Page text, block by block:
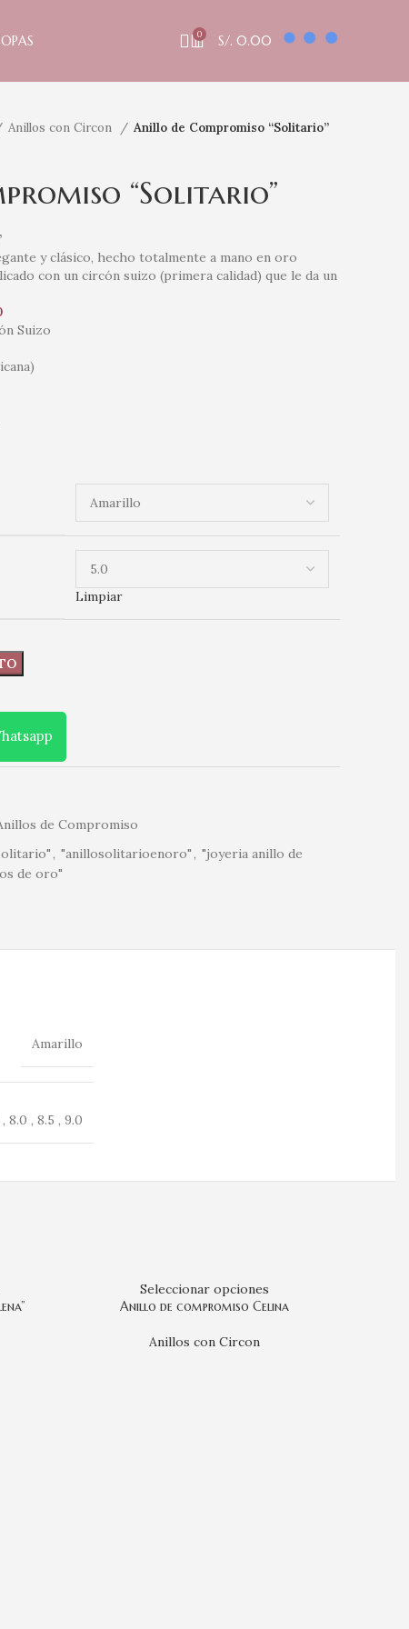
0 S/. 0.00
Anillos con Circon Anillo de Compromiso “Solitario”
“Solitario”
y clásico, hecho totalmente a mano en oro
con un circón suizo (primera calidad) que le da un
Suizo
Limpiar
de Compromiso
, "anillosolitarioenoro", "joyeria anillo de
de oro"
Amarillo
8.0 , 8.5 , 9.0
Seleccionar opciones
Anillo de compromiso Celina
Anillos con Circon